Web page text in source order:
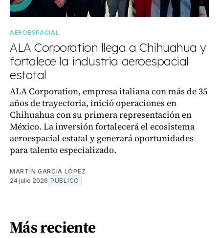
AEROESPACIAL
ALA Corporation llega a Chihuahua y
fortalece la industria aeroespacial
estatal
ALA Corporation, empresa italiana con más de 35
años de trayectoria, inició operaciones en
Chihuahua con su primera representación en
México. La inversión fortalecerá el ecosistema
aeroespacial estatal y generará oportunidades
para talento especializado.
MARTÍN GARCÍA LÓPEZ
24 julio 2026 PÚBLICO
Más reciente